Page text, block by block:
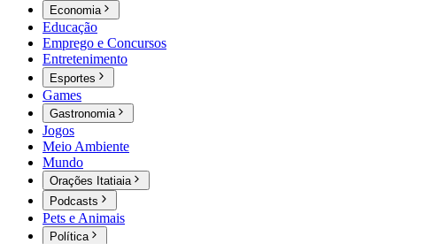
Economia
Educação
Emprego e Concursos
Entretenimento
Esportes
Games
Gastronomia
Jogos
Meio Ambiente
Mundo
Orações Itatiaia
Podcasts
Pets e Animais
Política